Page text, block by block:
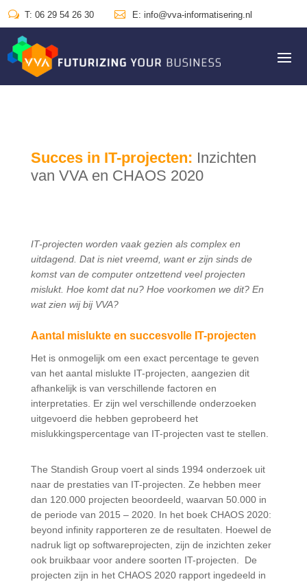
w T: 06 29 54 26 30  E: info@vva-informatisering.nl
Succes in IT-projecten: Inzichten
van VVA en CHAOS 2020
IT-projecten worden vaak gezien als complex en
uitdagend. Dat is niet vreemd, want er zijn sinds de
komst van de computer ontzettend veel projecten
mislukt. Hoe komt dat nu? Hoe voorkomen we dit? En
wat zien wij bij VVA?
Aantal mislukte en succesvolle IT-projecten
Het is onmogelijk om een exact percentage te geven
van het aantal mislukte IT-projecten, aangezien dit
afhankelijk is van verschillende factoren en
interpretaties. Er zijn wel verschillende onderzoeken
uitgevoerd die hebben geprobeerd het
mislukkingspercentage van IT-projecten vast te stellen.
The Standish Group voert al sinds 1994 onderzoek uit
naar de prestaties van IT-projecten. Ze hebben meer
dan 120.000 projecten beoordeeld, waarvan 50.000 in
de periode van 2015 – 2020. In het boek CHAOS 2020:
beyond infinity rapporteren ze de resultaten. Hoewel de
nadruk ligt op softwareprojecten, zijn de inzichten zeker
ook bruikbaar voor andere soorten IT-projecten. De
projecten zijn in het CHAOS 2020 rapport ingedeeld in